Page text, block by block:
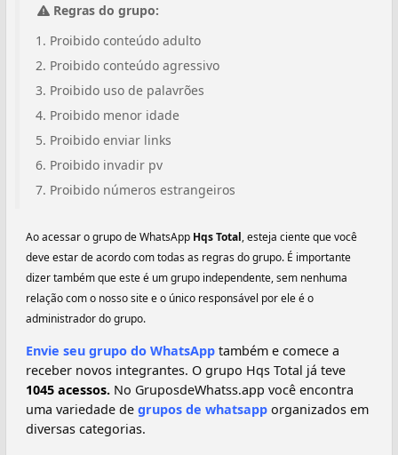
Regras do grupo:
Proibido conteúdo adulto
Proibido conteúdo agressivo
Proibido uso de palavrões
Proibido menor idade
Proibido enviar links
Proibido invadir pv
Proibido números estrangeiros
Ao acessar o grupo de WhatsApp Hqs Total, esteja ciente que você
deve estar de acordo com todas as regras do grupo. É importante
dizer também que este é um grupo independente, sem nenhuma
relação com o nosso site e o único responsável por ele é o
administrador do grupo.
Envie seu grupo do WhatsApp também e comece a
receber novos integrantes. O grupo Hqs Total já teve
1045 acessos. No GruposdeWhatss.app você encontra
uma variedade de grupos de whatsapp organizados em
diversas categorias.